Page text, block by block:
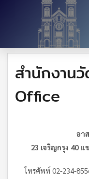
สำนักงาน
Office
อา
23 เจริญกรุง 40 แ
โทรศัพท์ 02-234-